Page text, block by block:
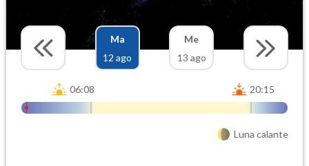
Ma
12 ago
Me
13 ago
06:08 20:15
Luna calante